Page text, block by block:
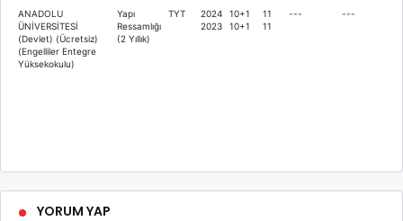
ANADOLU
ÜNİVERSİTESİ
(Devlet) (Ücretsiz)
(Engelliler Entegre
Yüksekokulu)
Yapı
Ressamlığı
(2 Yıllık)
TYT
2024
2023
10+1
10+1
11
11
--- ---
YORUM YAP